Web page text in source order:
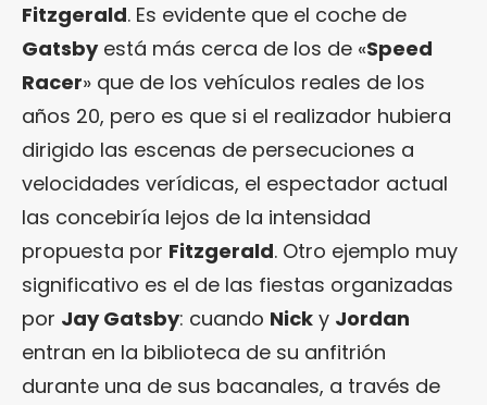
Fitzgerald. Es evidente que el coche de
Gatsbyestá más cerca de los de «Speed
Racer» que de los vehículos reales de los
años 20, pero es que si el realizador hubiera
dirigido las escenas de persecuciones a
velocidades verídicas, el espectador actual
las concebiría lejos de la intensidad
propuesta por Fitzgerald. Otro ejemplo muy
significativo es el de las fiestas organizadas
por Jay Gatsby: cuando Nick y Jordan
entran en la biblioteca de su anfitrión
durante una de sus bacanales, a través de